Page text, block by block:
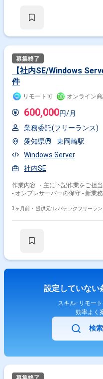
【社内SE/Windows
件
リモート可 オンライン
600,000円/月
業務委託(フリーランス)
愛知県
東岡崎駅
Windows Server
社内SE
作業内容 ・主に下記作業をご担当いただきます。
- オンプレ
3ヶ月前・ 提供元: レバテックフリーラン
設定していない
スキル･リモー
効率よく
検